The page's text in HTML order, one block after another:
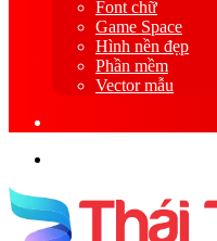
Font chữ
Game Space
Hình nền đẹp
Phần mềm
Vector mẫu